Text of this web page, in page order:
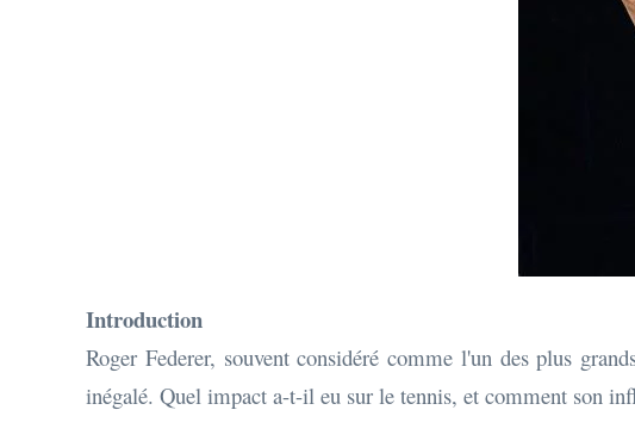
Introduction
Roger Federer, souvent considéré comme l'un des plus
inégalé. Quel impact a-t-il eu sur le tennis, et comment son